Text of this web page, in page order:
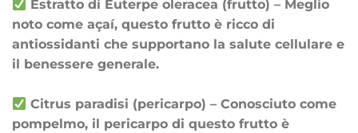
Estratto di Euterpe oleracea (frutto) – Meglio
noto come açaí, questo frutto è ricco di
antiossidanti che supportano la salute cellulare e
il benessere generale.
Citrus paradisi (pericarpo) – Conosciuto come
pompelmo, il pericarpo di questo frutto è